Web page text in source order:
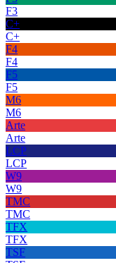
F3
C+
C+
F4
F4
F5
F5
M6
M6
Arte
Arte
LCP
LCP
W9
W9
TMC
TMC
TFX
TFX
TSF